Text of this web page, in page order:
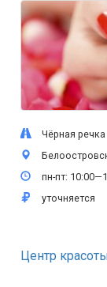
Чёрная речка
пн-пт:
уточняется
Центр